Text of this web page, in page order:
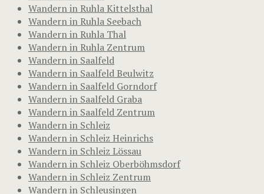
Wandern in Ruhla Kittelsthal
Wandern in Ruhla Seebach
Wandern in Ruhla Thal
Wandern in Ruhla Zentrum
Wandern in Saalfeld
Wandern in Saalfeld Beulwitz
Wandern in Saalfeld Gorndorf
Wandern in Saalfeld Graba
Wandern in Saalfeld Zentrum
Wandern in Schleiz
Wandern in Schleiz Heinrichs
Wandern in Schleiz Lössau
Wandern in Schleiz Oberböhmsdorf
Wandern in Schleiz Zentrum
Wandern in Schleusingen